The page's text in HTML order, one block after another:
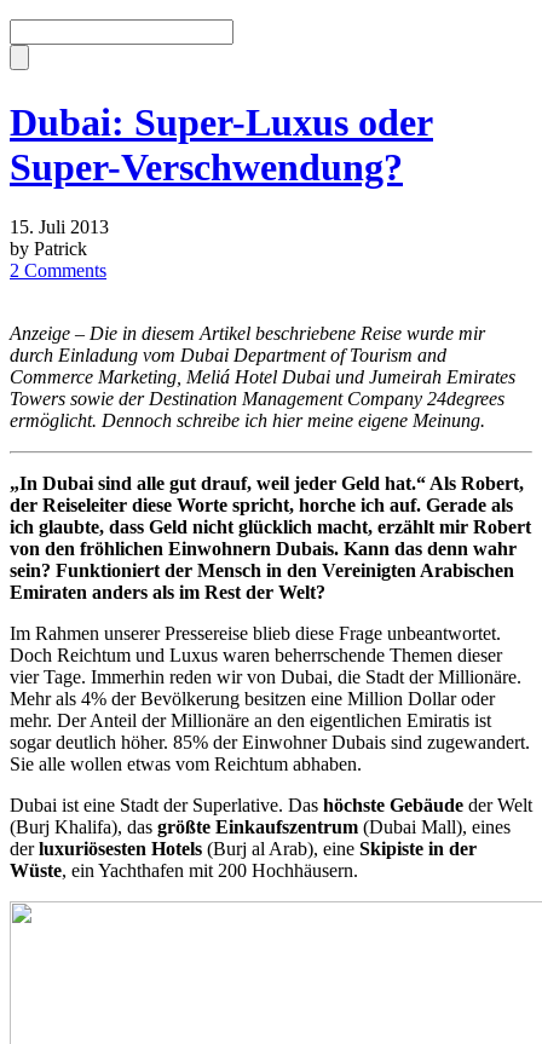
Dubai: Super-Luxus oder
Super-Verschwendung?
15. Juli 2013
by Patrick
2 Comments
Anzeige – Die in diesem Artikel beschriebene Reise wurde mir
durch Einladung vom Dubai Department of Tourism and
Commerce Marketing, Meliá Hotel Dubai und Jumeirah Emirates
Towers sowie der Destination Management Company 24degrees
ermöglicht. Dennoch schreibe ich hier meine eigene Meinung.
„In Dubai sind alle gut drauf, weil jeder Geld hat.“ Als Robert,
der Reiseleiter diese Worte spricht, horche ich auf. Gerade als
ich glaubte, dass Geld nicht glücklich macht, erzählt mir Robert
von den fröhlichen Einwohnern Dubais. Kann das denn wahr
sein? Funktioniert der Mensch in den Vereinigten Arabischen
Emiraten anders als im Rest der Welt?
Im Rahmen unserer Pressereise blieb diese Frage unbeantwortet.
Doch Reichtum und Luxus waren beherrschende Themen dieser
vier Tage. Immerhin reden wir von Dubai, die Stadt der Millionäre.
Mehr als 4% der Bevölkerung besitzen eine Million Dollar oder
mehr. Der Anteil der Millionäre an den eigentlichen Emiratis ist
sogar deutlich höher. 85% der Einwohner Dubais sind zugewandert.
Sie alle wollen etwas vom Reichtum abhaben.
Dubai ist eine Stadt der Superlative. Das höchste Gebäude der Welt
(Burj Khalifa), das größte Einkaufszentrum (Dubai Mall), eines
derluxuriösesten Hotels (Burj al Arab), eine Skipiste in der
Wüste, ein Yachthafen mit 200 Hochhäusern.